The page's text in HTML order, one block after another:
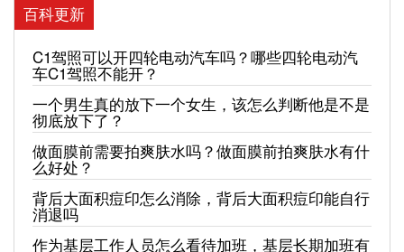
百科更新
C1驾照可以开四轮电动汽车吗？哪些四轮电动汽
车C1驾照不能开？
一个男生真的放下一个女生，该怎么判断他是不是
彻底放下了？
做面膜前需要拍爽肤水吗？做面膜前拍爽肤水有什
么好处？
背后大面积痘印怎么消除，背后大面积痘印能自行
消退吗
作为基层工作人员怎么看待加班，基层长期加班有